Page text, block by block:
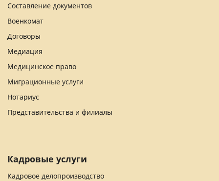
Составление документов
Военкомат
Договоры
Медиация
Медицинское право
Миграционные услуги
Нотариус
Представительства и филиалы
Кадровые услуги
Кадровое делопроизводство